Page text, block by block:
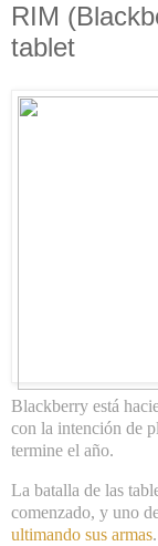
RIM
tablet
Blackberry está
con la intención de
termine el año.
La batalla de las
comenzado, y uno
ultimando sus armas